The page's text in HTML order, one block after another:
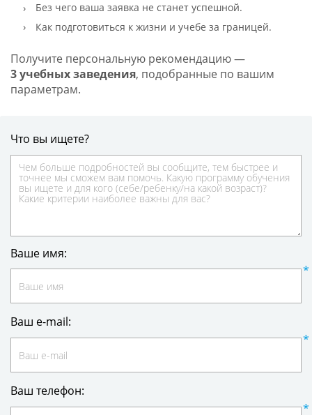
Без чего ваша заявка не станет успешной.
Как подготовиться к жизни и учебе за границей.
Получите персональную рекомендацию —
3 учебных заведения, подобранные по вашим
параметрам.
Что вы ищете?
Ваше имя:
Ваш e-mail:
Ваш телефон: